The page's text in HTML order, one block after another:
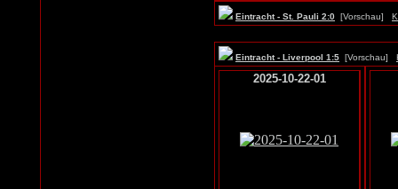
Eintracht - St. Pauli 2:0 [Vorschau]
Eintracht - Liverpool 1:5 [Vorschau]
2025-10-22-01